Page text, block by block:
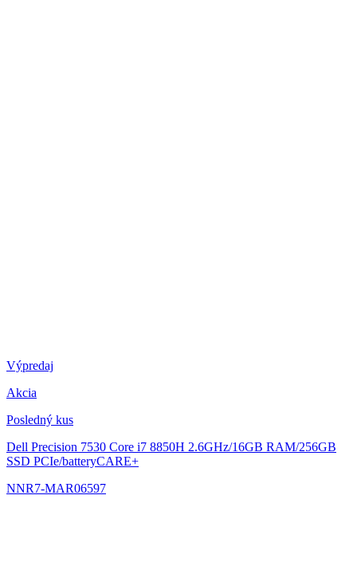
Výpredaj
Akcia
Posledný kus
Dell Precision 7530 Core i7 8850H 2.6GHz/16GB RAM/256GB
SSD PCIe/batteryCARE+
NNR7-MAR06597